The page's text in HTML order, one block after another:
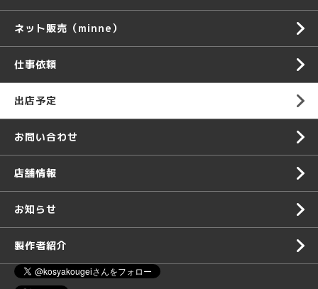
ネット販売（minne）
仕事依頼
出店予定
お問い合わせ
店舗情報
お知らせ
製作者紹介